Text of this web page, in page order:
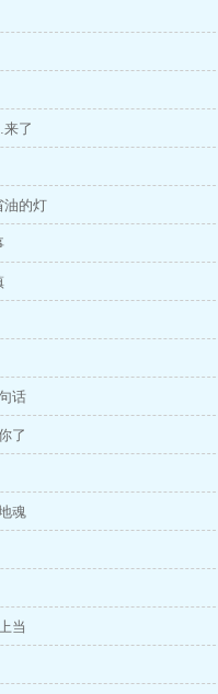
了
油的灯
话
了
魂
当